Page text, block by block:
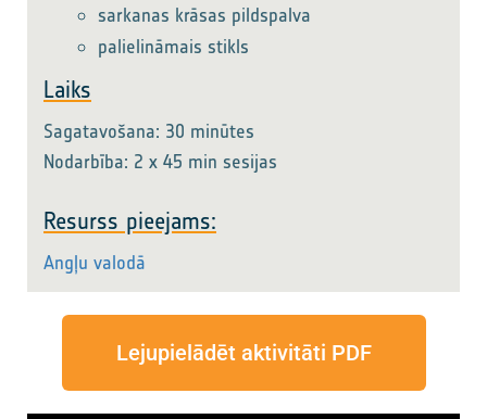
sarkanas krāsas pildspalva
palielināmais stikls
Laiks
Sagatavošana: 30 minūtes
Nodarbība: 2 x 45 min sesijas
Resurss pieejams:
Angļu valodā
Lejupielādēt aktivitāti PDF